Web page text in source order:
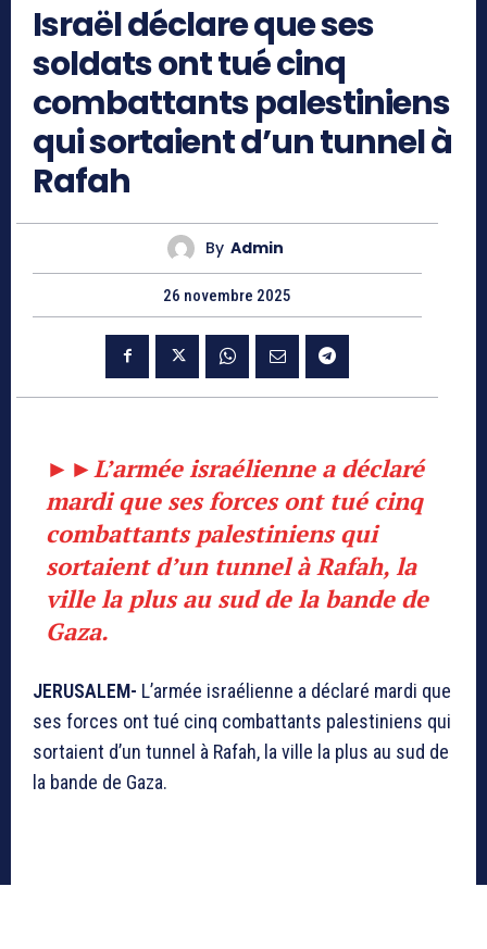
Israël déclare que ses
soldats ont tué cinq
combattants palestiniens
qui sortaient d’un tunnel à
Rafah
By Admin
26 novembre 2025
►► L’armée israélienne a déclaré
mardi que ses forces ont tué cinq
combattants palestiniens qui
sortaient d’un tunnel à Rafah, la
ville la plus au sud de la bande de
Gaza.
JERUSALEM- L’armée israélienne a déclaré mardi que
ses forces ont tué cinq combattants palestiniens qui
sortaient d’un tunnel à Rafah, la ville la plus au sud de
la bande de Gaza.